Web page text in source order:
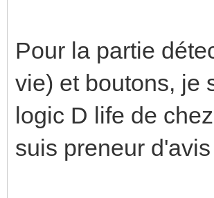
Pour la partie
vie) et boutons, je
logic D life de
suis preneur d'avis